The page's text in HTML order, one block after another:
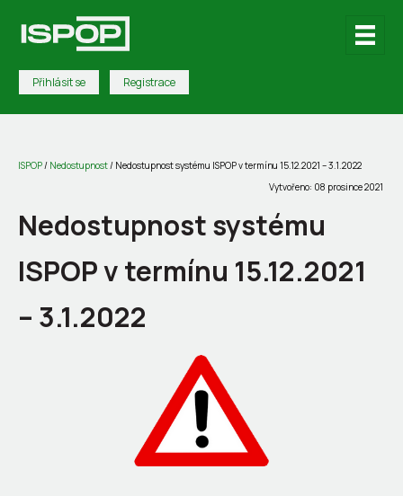
Přihlásit se Registrace
ISPOP/ Nedostupnost/ Nedostupnost systému ISPOP v termínu 15.12.2021 – 3.1.2022
Vytvořeno: 08 prosince 2021
Nedostupnost systému
ISPOP v termínu 15.12.2021
– 3.1.2022